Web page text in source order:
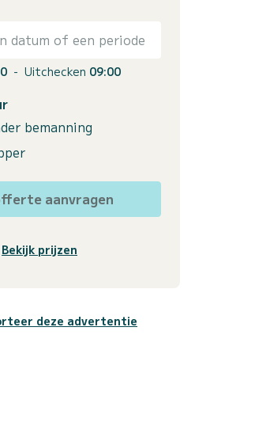
datum of een periode
- Uitchecken 09:00
bemanning
aanvragen
Bekijk prijzen
deze advertentie